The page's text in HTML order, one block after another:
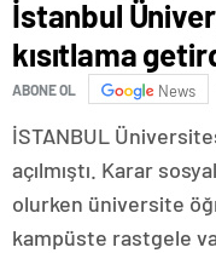
İstanbul
kısıtlama
ABONE OL News
İSTANBUL
açılmıştı. Karar
olurken üniversite
kampüste rastgele